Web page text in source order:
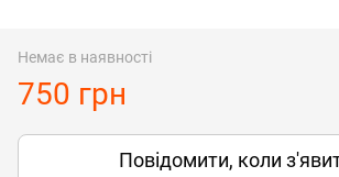
Немає в наявності
750 грн
Повідомити, коли